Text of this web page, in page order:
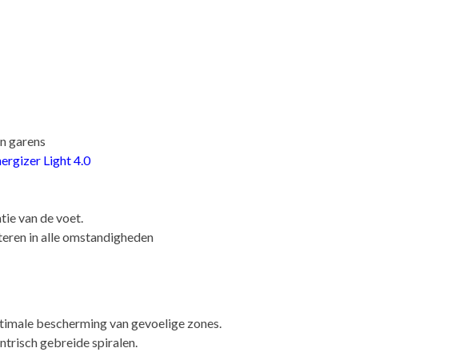
garens
Light 4.0
van de voet.
in alle omstandigheden
bescherming van gevoelige zones.
gebreide spiralen.